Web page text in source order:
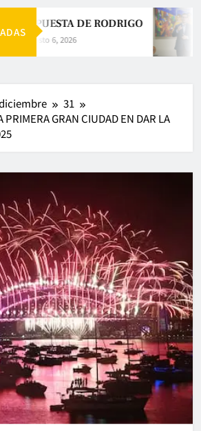
LA APUESTA DE RODRIGO
Agosto 6, 2026
31
PRIMERA GRAN CIUDAD EN DAR LA